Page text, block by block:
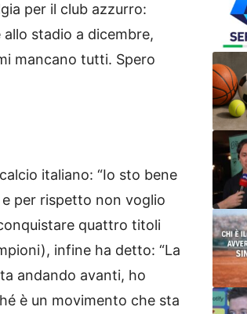
per il club azzurro:
stadio a dicembre,
mancano tutti. Spero
italiano: “Io sto bene
per rispetto non voglio
quattro titoli
infine ha detto: “La
andando avanti, ho
è un movimento che sta